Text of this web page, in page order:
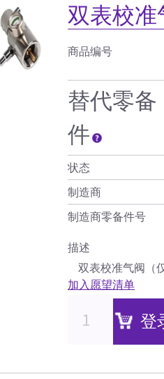
双表校准
商品编号
替代零备
件
状态
制造商
制造商零备件号
描述
双表校准气阀（
加入愿望清单
登